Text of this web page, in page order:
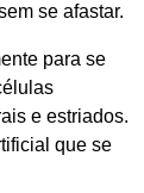
se afastar.
para se
e estriados.
que se